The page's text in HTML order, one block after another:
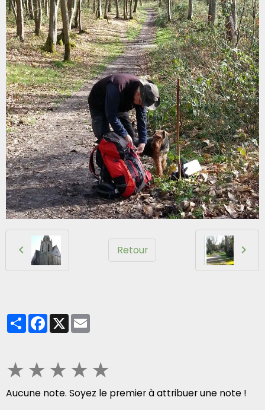
Retour
PartagerFacebook
X
★★★★★
Aucune note. Soyez le premier à attribuer une note !